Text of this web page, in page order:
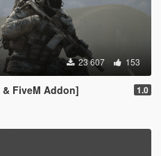
23 607 153
& FiveM Addon] 1.0